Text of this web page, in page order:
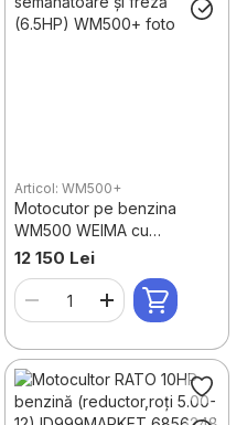
Articol: WM500+
Motocutor pe benzina
WM500 WEIMA cu
semănătoare și freză
(6.5HP)
12 150 Lei